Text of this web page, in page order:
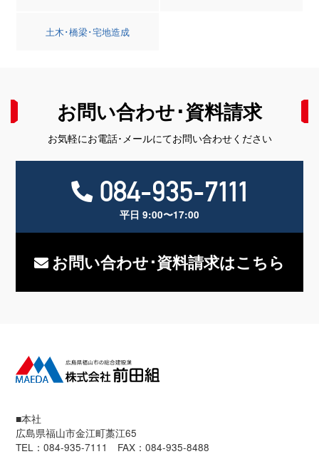
土木･橋梁･宅地造成
お問い合わせ･資料請求
お気軽にお電話･メールにてお問い合わせください
084-935-7111
平日 9:00〜17:00
お問い合わせ･資料請求はこちら
■本社
広島県福山市金江町藁江65
TEL：084-935-7111 FAX：084-935-8488